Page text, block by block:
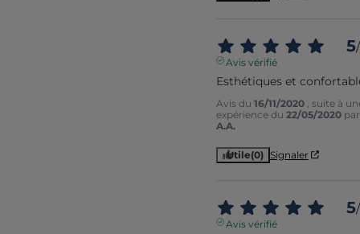
5/
Avis vérifié
Esthétiques et
Avis du 16/11/2020
, suite à
expérience du 22/05/2020 par
A.A.
Utile(0) Signaler
5/
Avis vérifié